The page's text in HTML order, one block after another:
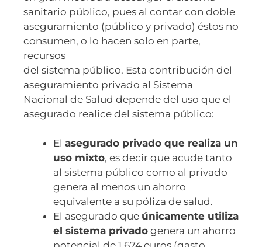
sanitario público, pues al contar con doble
aseguramiento (público y privado) éstos no
consumen, o lo hacen solo en parte,
recursos
del sistema público. Esta contribución del
aseguramiento privado al Sistema
Nacional de Salud depende del uso que el
asegurado realice del sistema público:
El asegurado privado que realiza un
uso mixto, es decir que acude tanto
al sistema público como al privado
genera al menos un ahorro
equivalente a su póliza de salud.
El asegurado que únicamente utiliza
el sistema privado genera un ahorro